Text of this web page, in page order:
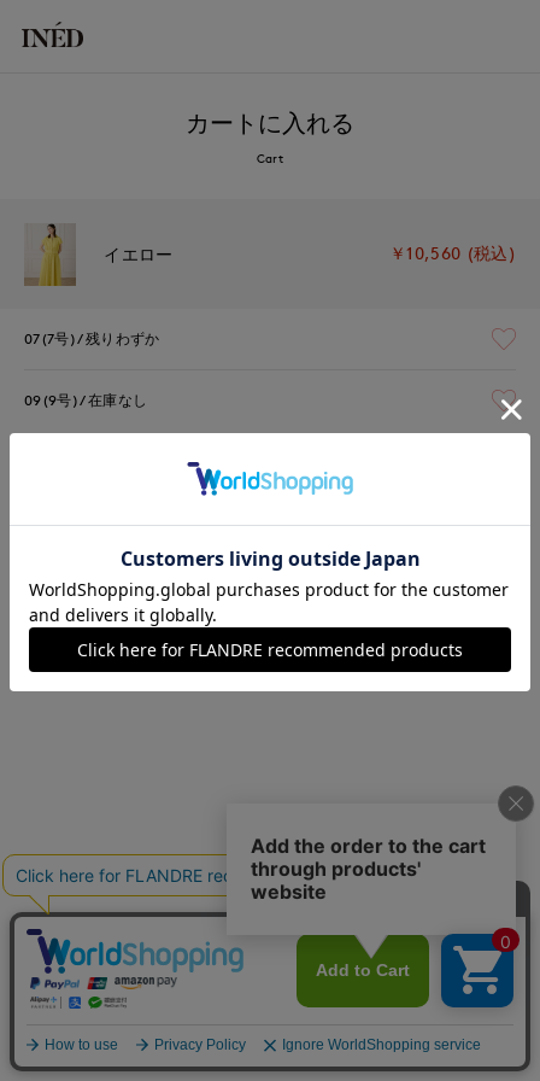
カートに入れる
Cart
イエロー ￥10,560 (税込)
07(7号) 残りわずか
09(9号) 在庫なし